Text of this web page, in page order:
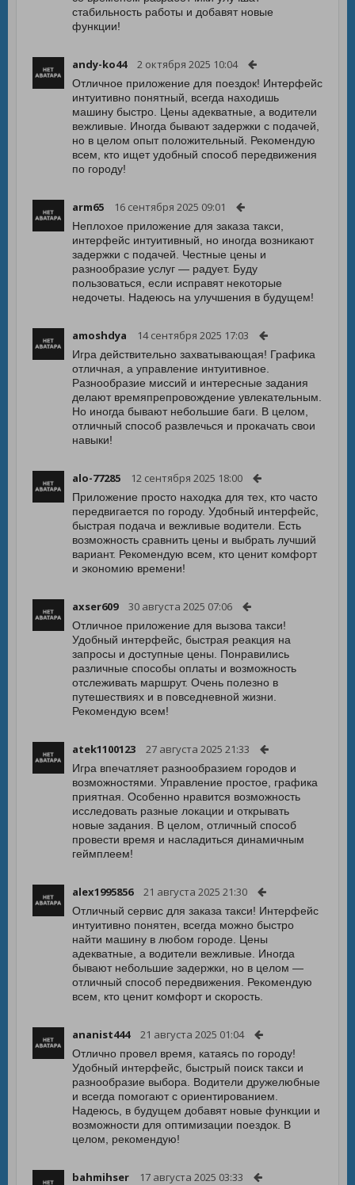
стабильность работы и добавят новые
функции!
andy-ko44 2 октября 2025 10:04
Отличное приложение для поездок! Интерфейс
интуитивно понятный, всегда находишь
машину быстро. Цены адекватные, а водители
вежливые. Иногда бывают задержки с подачей,
но в целом опыт положительный. Рекомендую
всем, кто ищет удобный способ передвижения
по городу!
arm65 16 сентября 2025 09:01
Неплохое приложение для заказа такси,
интерфейс интуитивный, но иногда возникают
задержки с подачей. Честные цены и
разнообразие услуг — радует. Буду
пользоваться, если исправят некоторые
недочеты. Надеюсь на улучшения в будущем!
amoshdya 14 сентября 2025 17:03
Игра действительно захватывающая! Графика
отличная, а управление интуитивное.
Разнообразие миссий и интересные задания
делают времяпрепровождение увлекательным.
Но иногда бывают небольшие баги. В целом,
отличный способ развлечься и прокачать свои
навыки!
alo-77285 12 сентября 2025 18:00
Приложение просто находка для тех, кто часто
передвигается по городу. Удобный интерфейс,
быстрая подача и вежливые водители. Есть
возможность сравнить цены и выбрать лучший
вариант. Рекомендую всем, кто ценит комфорт
и экономию времени!
axser609 30 августа 2025 07:06
Отличное приложение для вызова такси!
Удобный интерфейс, быстрая реакция на
запросы и доступные цены. Понравились
различные способы оплаты и возможность
отслеживать маршрут. Очень полезно в
путешествиях и в повседневной жизни.
Рекомендую всем!
atek1100123 27 августа 2025 21:33
Игра впечатляет разнообразием городов и
возможностями. Управление простое, графика
приятная. Особенно нравится возможность
исследовать разные локации и открывать
новые задания. В целом, отличный способ
провести время и насладиться динамичным
геймплеем!
alex1995856 21 августа 2025 21:30
Отличный сервис для заказа такси! Интерфейс
интуитивно понятен, всегда можно быстро
найти машину в любом городе. Цены
адекватные, а водители вежливые. Иногда
бывают небольшие задержки, но в целом —
отличный способ передвижения. Рекомендую
всем, кто ценит комфорт и скорость.
ananist444 21 августа 2025 01:04
Отлично провел время, катаясь по городу!
Удобный интерфейс, быстрый поиск такси и
разнообразие выбора. Водители дружелюбные
и всегда помогают с ориентированием.
Надеюсь, в будущем добавят новые функции и
возможности для оптимизации поездок. В
целом, рекомендую!
bahmihser 17 августа 2025 03:33